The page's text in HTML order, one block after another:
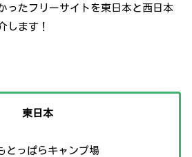
ったフリーサイトを東日本と西日本
します！
東日本
とっぱらキャンプ場